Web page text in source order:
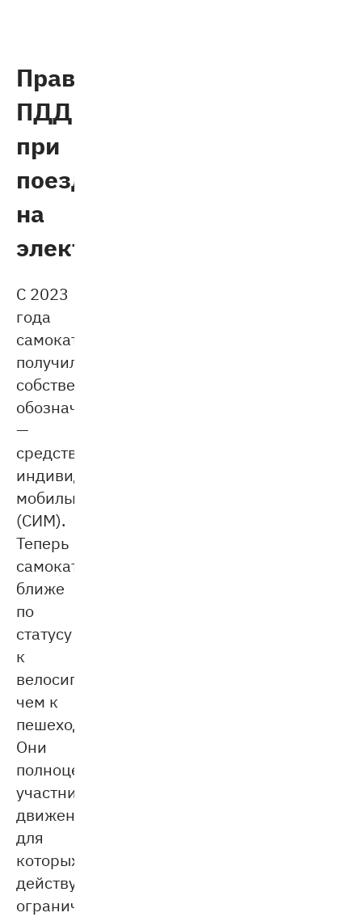
Правила
ПДД
при
поездке
на
электросамокате
С 2023
года
самокаты
получили
собственное
обозначение
—
средства
индивидуальной
мобильности
(СИМ).
Теперь
самокатчики
ближе
по
статусу
к
велосипедистам,
чем к
пешеходам.
Они
полноценные
участники
движения,
для
которых
действуют
ограничения.